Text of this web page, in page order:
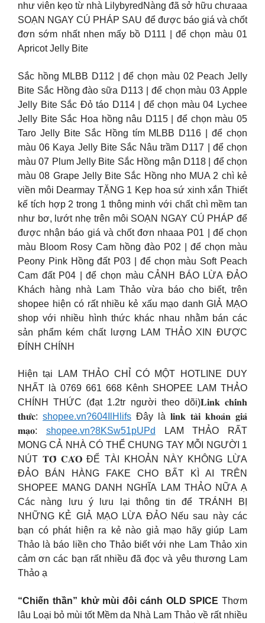
như viên kẹo từ nhà LilybyredNàng đã sở hữu chưaaa
SOẠN NGAY CÚ PHÁP SAU để được báo giá và chốt
đơn sớm nhất nhen mấy bồ D111 | để chọn màu 01
Apricot Jelly Bite
Sắc hồng MLBB D112 | để chọn màu 02 Peach Jelly
Bite Sắc Hồng đào sữa D113 | để chọn màu 03 Apple
Jelly Bite Sắc Đỏ táo D114 | để chọn màu 04 Lychee
Jelly Bite Sắc Hoa hồng nâu D115 | để chọn màu 05
Taro Jelly Bite Sắc Hồng tím MLBB D116 | để chọn
màu 06 Kaya Jelly Bite Sắc Nâu trầm D117 | để chọn
màu 07 Plum Jelly Bite Sắc Hồng mận D118 | để chọn
màu 08 Grape Jelly Bite Sắc Hồng nho MUA 2 chì kẻ
viền môi Dearmay TẶNG 1 Kẹp hoa sứ xinh xắn Thiết
kế tích hợp 2 trong 1 thông minh với chất chì mềm tan
như bơ, lướt nhẹ trên môi SOẠN NGAY CÚ PHÁP để
được nhận báo giá và chốt đơn nhaaa P01 | để chọn
màu Bloom Rosy Cam hồng đào P02 | để chọn màu
Peony Pink Hồng đất P03 | để chọn màu Soft Peach
Cam đất P04 | để chọn màu CẢNH BÁO LỪA ĐẢO
Khách hàng nhà Lam Thảo vừa báo cho biết, trên
shopee hiện có rất nhiều kẻ xấu mạo danh GIẢ MẠO
shop với nhiều hình thức khác nhau nhằm bán các
sản phẩm kém chất lượng LAM THẢO XIN ĐƯỢC
ĐÍNH CHÍNH
Hiện tại LAM THẢO CHỈ CÓ MỘT HOTLINE DUY
NHẤT là 0769 661 668 Kênh SHOPEE LAM THẢO
CHÍNH THỨC (đạt 1.2tr người theo dõi)𝐋𝐢𝐧𝐤 𝐜𝐡𝐢́𝐧𝐡
𝐭𝐡𝐮̛́𝐜: shopee.vn?604IlHlifs Đây là 𝐥𝐢𝐧𝐤 𝐭𝐚̀𝐢 𝐤𝐡𝐨𝐚̉𝐧 𝐠𝐢𝐚̉
𝐦𝐚̣𝐨: shopee.vn?8KSw51pUPd
LAM THẢO RẤT
MONG CẢ NHÀ CÓ THỂ CHUNG TAY MỖI NGƯỜI 1
NÚT 𝐓𝐎̂́ 𝐂𝐀́𝐎 ĐỂ TÀI KHOẢN NÀY KHÔNG LỪA
ĐẢO BÁN HÀNG FAKE CHO BẤT KÌ AI TRÊN
SHOPEE MANG DANH NGHĨA LAM THẢO NỮA Ạ
Các nàng lưu ý lưu lại thông tin để TRÁNH BỊ
NHỮNG KẺ GIẢ MẠO LỪA ĐẢO Nếu sau này các
bạn có phát hiện ra kẻ nào giả mạo hãy giúp Lam
Thảo là báo liền cho Thảo biết với nhe Lam Thảo xin
cảm ơn các bạn rất nhiều đã đọc và yêu thương Lam
Thảo ạ
“Chiến thần” khử mùi đôi cánh OLD SPICE Thơm
lâu Loại bỏ mùi tốt Mềm da Nhà Lam Thảo về rất nhiều